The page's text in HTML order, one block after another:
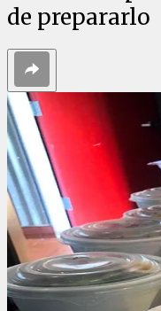
de prepararlo